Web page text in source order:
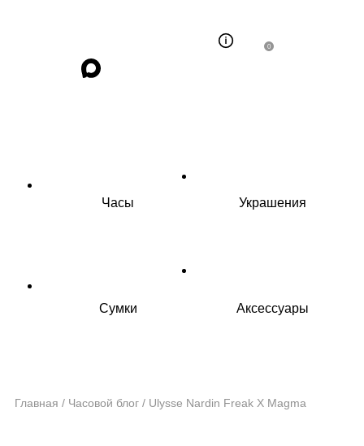
0
Часы Украшения
Сумки Аксессуары
Главная / Часовой блог / Ulysse Nardin Freak X Magma